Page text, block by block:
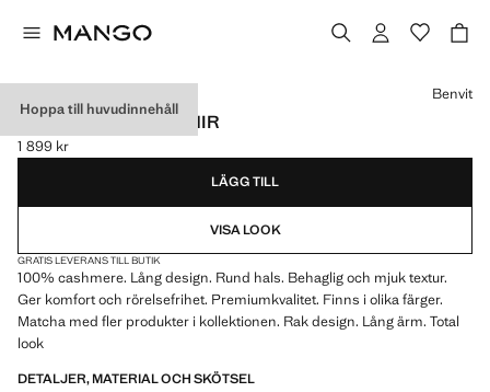
Hoppa till huvudinnehåll
TRÖJA 100 % KASHMIR
Gällande pris [1 899 kr ]
1 899 kr
Välj en färg
Benvit
LÄGG TILL
VISA LOOK
GRATIS LEVERANS TILL BUTIK
100% cashmere. Lång design. Rund hals. Behaglig och mjuk textur.
Ger komfort och rörelsefrihet. Premiumkvalitet. Finns i olika färger.
Matcha med fler produkter i kollektionen. Rak design. Lång ärm. Total
look
DETALJER, MATERIAL OCH SKÖTSEL